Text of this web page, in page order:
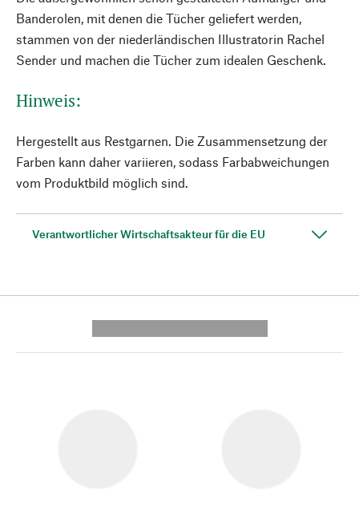
Banderolen, mit denen die Tücher geliefert werden,
stammen von der niederländischen Illustratorin Rachel
Sender und machen die Tücher zum idealen Geschenk.
Hinweis:
Hergestellt aus Restgarnen. Die Zusammensetzung der
Farben kann daher variieren, sodass Farbabweichungen
vom Produktbild möglich sind.
Verantwortlicher Wirtschaftsakteur für die EU